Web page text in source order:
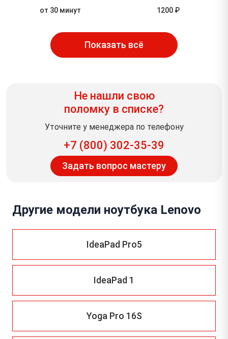
от 30 минут
1200 ₽
Показать всё
Не нашли свою
поломку в списке?
Уточните у менеджера по телефону
+7 (800) 302-35-39
Задать вопрос мастеру
Другие модели ноутбука Lenovo
IdeaPad Pro5
IdeaPad 1
Yoga Pro 16S